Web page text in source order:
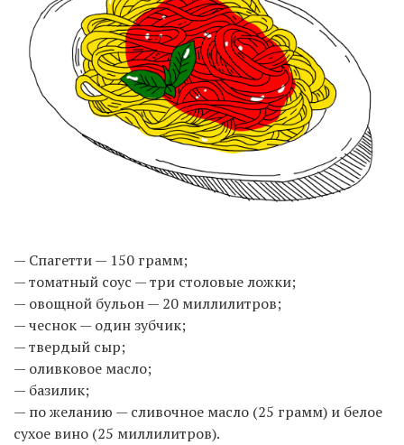
— Спагетти — 150 грамм;
— томатный соус — три столовые ложки;
— овощной бульон — 20 миллилитров;
— чеснок — один зубчик;
— твердый сыр;
— оливковое масло;
— базилик;
— по желанию — сливочное масло (25 грамм) и белое
сухое вино (25 миллилитров).